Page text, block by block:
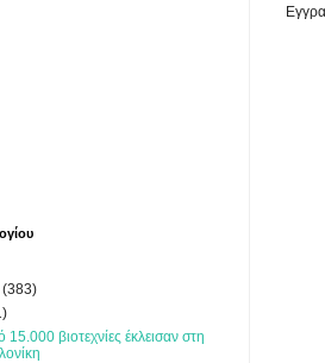
(383)
βιοτεχνίες έκλεισαν στη